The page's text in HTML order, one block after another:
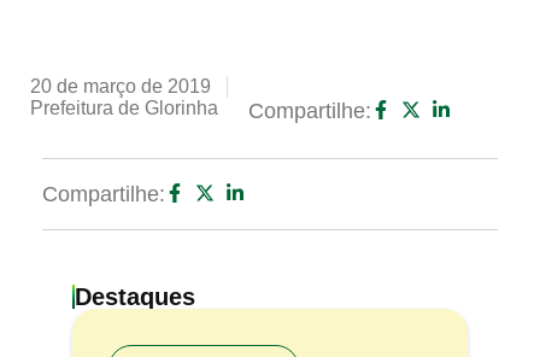
20 de março de 2019
Prefeitura de Glorinha
Compartilhe:
Compartilhe:
Destaques